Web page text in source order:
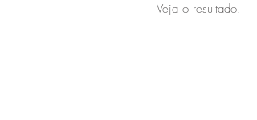
Veja o resultado.